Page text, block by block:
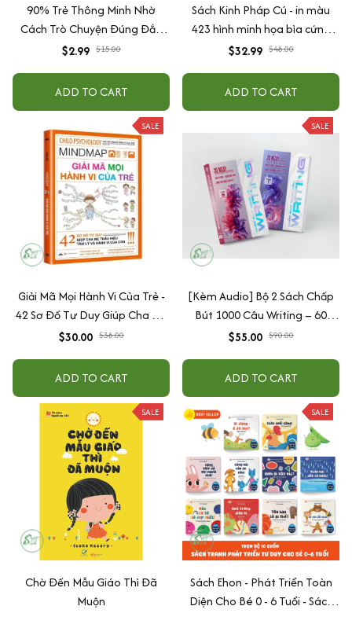
90% Trẻ Thông Minh Nhờ
Cách Trò Chuyện Đúng Đắn
Của Cha Mẹ
$2.99 $15.00
ADD TO CART
Sách Kinh Pháp Cú - in màu
423 hình minh họa bìa cứng
cao cấp + tặng kèm vòng tay
$32.99 $48.00
ADD TO CART
SALE
Giải Mã Mọi Hành Vi Của Trẻ -
42 Sơ Đồ Tư Duy Giúp Cha Mẹ
Thấu Hiểu Tâm Lý Và Hành Vi
$30.00 $38.00
ADD TO CART
SALE
[Kèm Audio] Bộ 2 Sách Chấp
Bút 1000 Câu Writing – 60
Ngày Gieo Trồng Tư Duy
$55.00 $90.00
ADD TO CART
SALE
Chờ Đến Mẫu Giáo Thì Đã
Muộn
SALE
Sách Ehon - Phát Triển Toàn
Diện Cho Bé 0 - 6 Tuổi - Sách